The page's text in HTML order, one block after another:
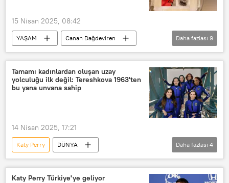
15 Nisan 2025, 08:42
YAŞAM
Canan Dağdeviren
Jeff Bezos
Gayle King
Massachusetts
Blue Origin
Bilim
Daha fazlası 9
Tamamı kadınlardan oluşan uzay
yolculuğu ilk değil: Tereshkova 1963'ten
bu yana unvana sahip
14 Nisan 2025, 17:21
Katy Perry
DÜNYA
Valentina Tereshkova
Jeff Bezos
Blue Origin
Amazon
Daha fazlası 4
Katy Perry Türkiye'ye geliyor